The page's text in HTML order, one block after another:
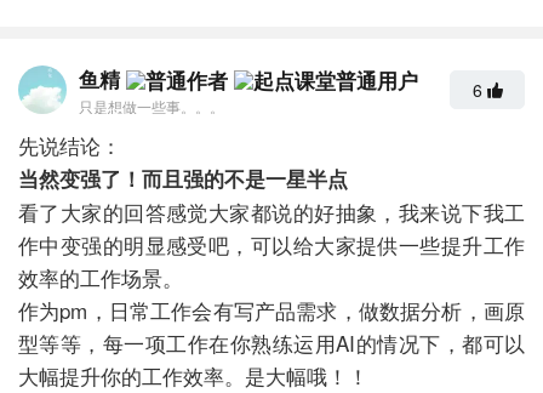
鱼精
只是想做一些事。。。
6
先说结论：
当然变强了！而且强的不是一星半点
看了大家的回答感觉大家都说的好抽象，我来说下我工
作中变强的明显感受吧，可以给大家提供一些提升工作
效率的工作场景。
作为pm，日常工作会有写产品需求，做数据分析，画原
型等等，每一项工作在你熟练运用AI的情况下，都可以
大幅提升你的工作效率。是大幅哦！！